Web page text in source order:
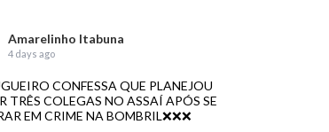
Amarelinho Itabuna
4 days ago
CONFESSA QUE PLANEJOU
TRÊS COLEGAS NO ASSAÍ APÓS SE
EM CRIME NA BOMBRIL❌❌❌